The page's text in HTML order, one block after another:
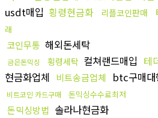
usdt매입 횡령현금화 리플코인판매
래
코인무통 해외돈세탁
금은돈믹싱 횡령세탁 컬쳐랜드매입 테
현금화업체 비트송금업체 btc구매대
비트코인 카드구매 돈믹싱수수료최저
돈믹싱방법 솔라나현금화